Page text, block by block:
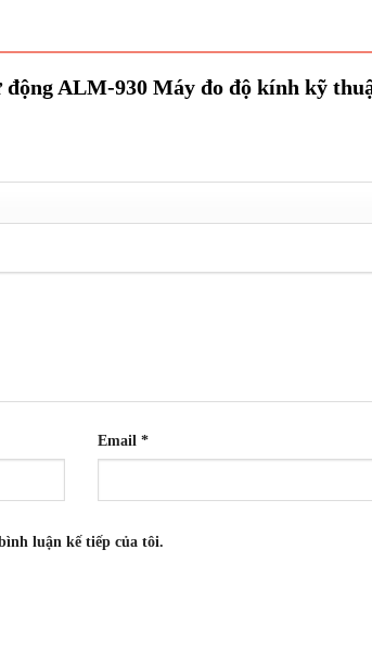
ALM-930 Máy đo độ kính kỹ
Email *
luận kế tiếp của tôi.